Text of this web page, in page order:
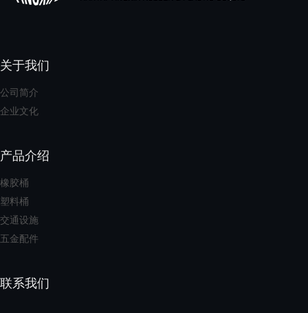
关于我们
公司简介
企业文化
产品介绍
橡胶桶
塑料桶
交通设施
五金配件
联系我们